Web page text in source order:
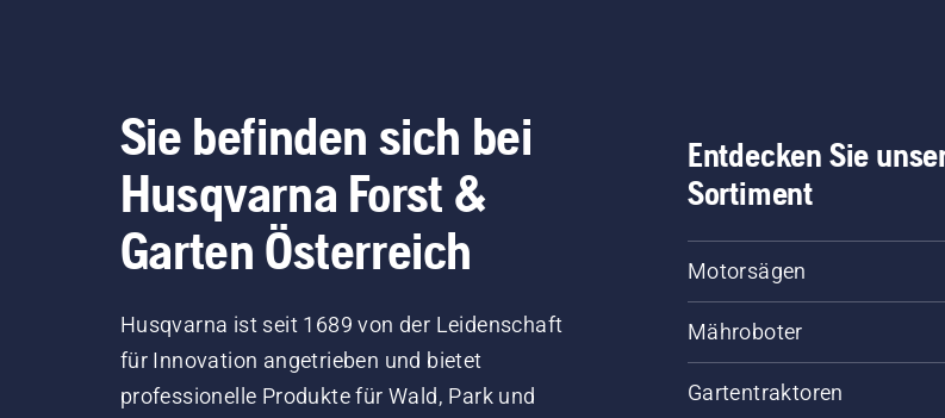
Sie befinden sich bei
Husqvarna Forst &
Garten Österreich
Husqvarna ist seit 1689 von der Leidenschaft
für Innovation angetrieben und bietet
professionelle Produkte für Wald, Park und
Entdecken Sie
Sortiment
Motorsägen
Mähroboter
Gartentraktoren